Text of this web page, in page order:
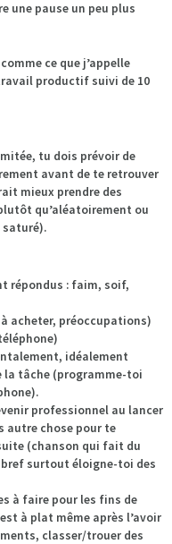
une pause un peu plus
ce que j’appelle
productif suivi de 10
tu dois prévoir de
avant de te retrouver
mieux prendre des
qu’aléatoirement ou
saturé).
répondus : faim, soif,
acheter, préoccupations)
idéalement
la tâche (programme-toi
professionnel au lancer
autre chose pour te
(chanson qui fait du
surtout éloigne-toi des
à faire pour les fins de
à plat même après l’avoir
classer/trouer des